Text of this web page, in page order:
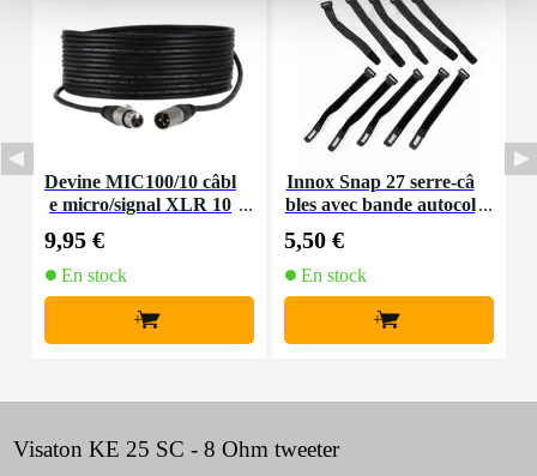
Devine MIC100/10 câbl
e micro/signal XLR 10
9,95 €
En stock
+
Innox Snap 27 serre-câ
bles avec bande autocol
5,50 €
En stock
+
Visaton KE 25 SC - 8 Ohm tweeter